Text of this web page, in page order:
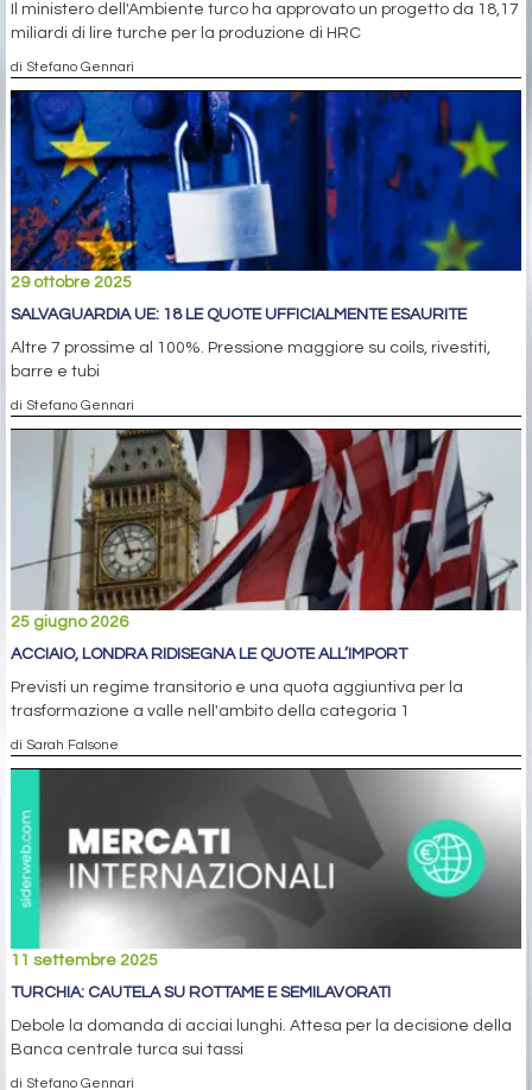
Il ministero dell'Ambiente turco ha approvato un progetto da 18,17
miliardi di lire turche per la produzione di HRC
di Stefano Gennari
29 ottobre 2025
SALVAGUARDIA UE: 18 LE QUOTE UFFICIALMENTE ESAURITE
Altre 7 prossime al 100%. Pressione maggiore su coils, rivestiti,
barre e tubi
di Stefano Gennari
25 giugno 2026
ACCIAIO, LONDRA RIDISEGNA LE QUOTE ALL’IMPORT
Previsti un regime transitorio e una quota aggiuntiva per la
trasformazione a valle nell'ambito della categoria 1
di Sarah Falsone
11 settembre 2025
TURCHIA: CAUTELA SU ROTTAME E SEMILAVORATI
Debole la domanda di acciai lunghi. Attesa per la decisione della
Banca centrale turca sui tassi
di Stefano Gennari